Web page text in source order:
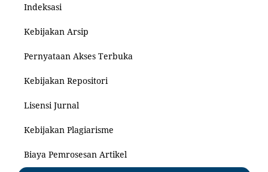
Indeksasi
Kebijakan Arsip
Pernyataan Akses Terbuka
Kebijakan Repositori
Lisensi Jurnal
Kebijakan Plagiarisme
Biaya Pemrosesan Artikel